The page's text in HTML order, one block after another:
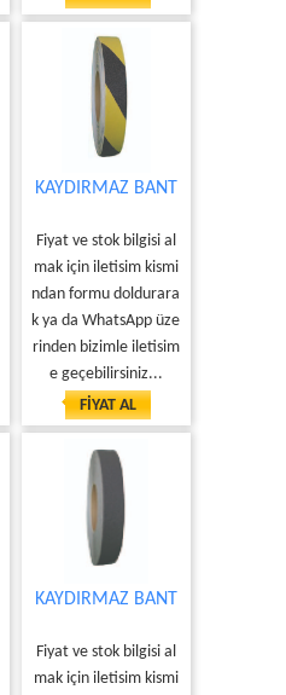
KAYDIRMAZ BANT
Fiyat ve stok bilgisi al
mak için iletisim kismi
ndan formu doldurara
k ya da WhatsApp üze
rinden bizimle iletisim
e geçebilirsiniz...
FİYAT AL
KAYDIRMAZ BANT
Fiyat ve stok bilgisi al
mak için iletisim kismi